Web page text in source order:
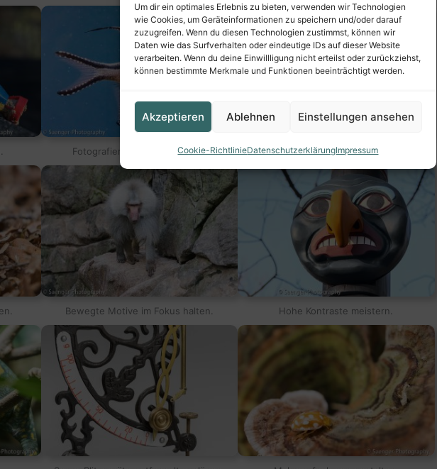
Um dir ein optimales Erlebnis zu bieten, verwenden wir Technologien
wie Cookies, um Geräteinformationen zu speichern und/oder darauf
zuzugreifen. Wenn du diesen Technologien zustimmst, können wir
Daten wie das Surfverhalten oder eindeutige IDs auf dieser Website
verarbeiten. Wenn du deine Einwillligung nicht erteilst oder zurückziehst,
können bestimmte Merkmale und Funktionen beeinträchtigt werden.
Akzeptieren Ablehnen Einstellungen ansehen
Cookie-RichtlinieDatenschutzerklärungImpressum
Fotografieren bei wenig Licht. Den perfekten Moment einfangen.
Bewegte Motive im Fokus halten. Hohe Kontraste meistern.